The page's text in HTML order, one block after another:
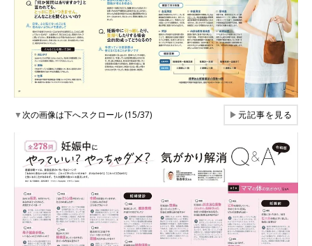
▼次の画像は下へスクロール (15/37) ▶元記事を見る